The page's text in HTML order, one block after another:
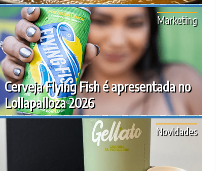
Cerveja Flying Fish é apresentada no
Lollapalloza 2026
Marketing
Novidades